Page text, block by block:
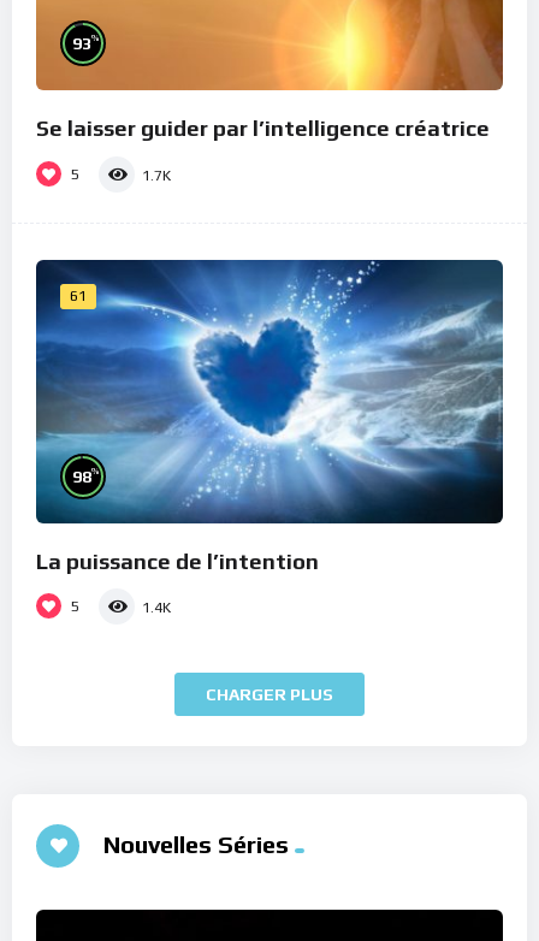
93%
Se laisser guider par l’intelligence créatrice
5 1.7K
61
98%
La puissance de l’intention
5 1.4K
CHARGER PLUS
Nouvelles Séries